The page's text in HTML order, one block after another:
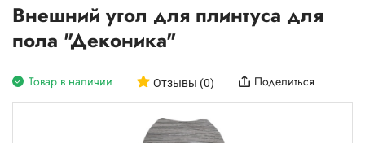
Внешний угол для плинтуса для
пола "Деконика"
Товар в наличии Отзывы (0) Поделиться